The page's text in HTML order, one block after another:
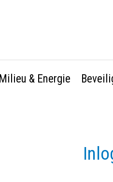
Milieu & Energie